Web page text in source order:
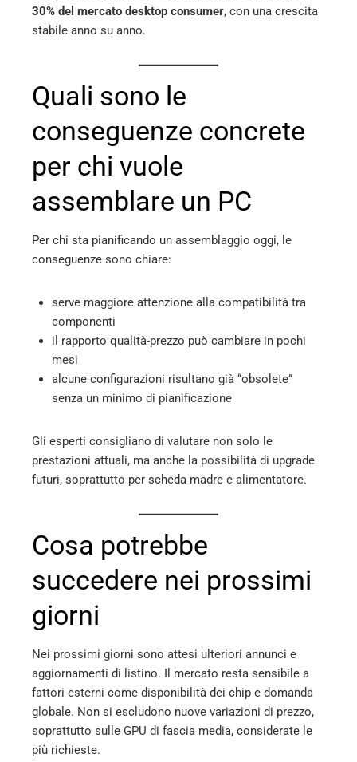
30% del mercato desktop consumer, con una crescita
stabile anno su anno.
Quali sono le
conseguenze concrete
per chi vuole
assemblare un PC
Per chi sta pianificando un assemblaggio oggi, le
conseguenze sono chiare:
serve maggiore attenzione alla compatibilità tra
componenti
il rapporto qualità-prezzo può cambiare in pochi
mesi
alcune configurazioni risultano già “obsolete”
senza un minimo di pianificazione
Gli esperti consigliano di valutare non solo le
prestazioni attuali, ma anche la possibilità di upgrade
futuri, soprattutto per scheda madre e alimentatore.
Cosa potrebbe
succedere nei prossimi
giorni
Nei prossimi giorni sono attesi ulteriori annunci e
aggiornamenti di listino. Il mercato resta sensibile a
fattori esterni come disponibilità dei chip e domanda
globale. Non si escludono nuove variazioni di prezzo,
soprattutto sulle GPU di fascia media, considerate le
più richieste.